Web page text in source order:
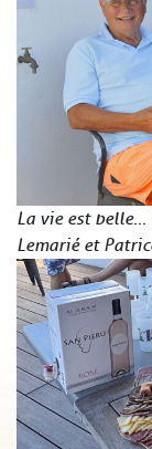
La vie est belle…
Lemarié et